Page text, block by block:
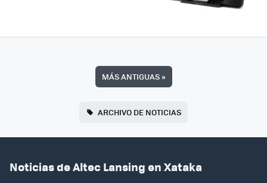
MÁS ANTIGUAS»
ARCHIVO DE NOTICIAS
Noticias de Altec Lansing en Xataka